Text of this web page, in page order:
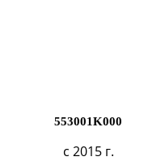
553001K000
с 2015 г.